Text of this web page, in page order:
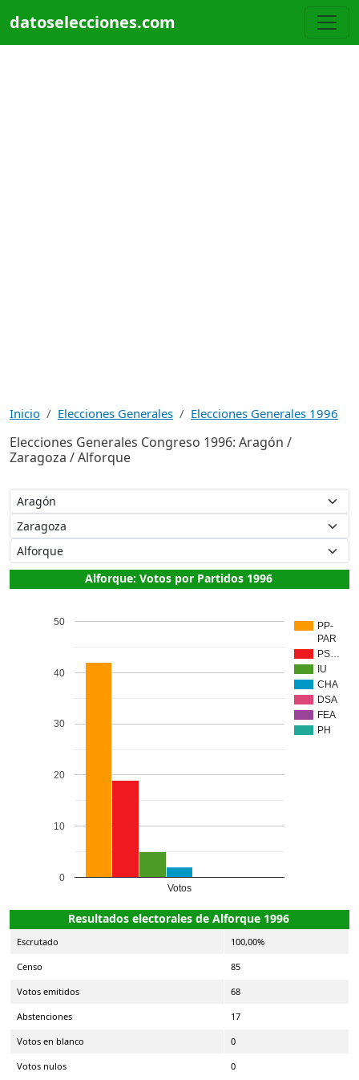
datoselecciones.com
Inicio Elecciones Generales Elecciones Generales 1996
Elecciones Generales Congreso 1996: Aragón /
Zaragoza / Alforque
Alforque: Votos por Partidos 1996
PP-
PAR
PS…
IU
CHA
DSA
FEA
PH
Votos
0
10
20
30
40
50
Resultados electorales de Alforque 1996
Escrutado 100,00%
Censo 85
Votos emitidos 68
Abstenciones 17
Votos en blanco 0
Votos nulos 0